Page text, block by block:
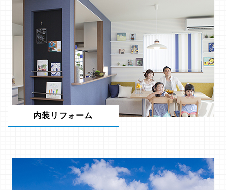
内装リフォーム